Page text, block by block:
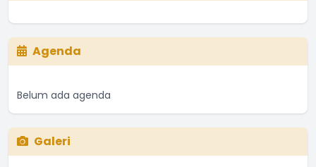
Agenda
Belum ada agenda
Galeri